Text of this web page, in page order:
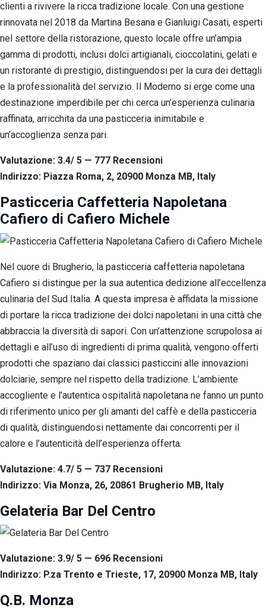
clienti a rivivere la ricca tradizione locale. Con una gestione
rinnovata nel 2018 da Martina Besana e Gianluigi Casati, esperti
nel settore della ristorazione, questo locale offre un’ampia
gamma di prodotti, inclusi dolci artigianali, cioccolatini, gelati e
un ristorante di prestigio, distinguendosi per la cura dei dettagli
e la professionalità del servizio. Il Moderno si erge come una
destinazione imperdibile per chi cerca un’esperienza culinaria
raffinata, arricchita da una pasticceria inimitabile e
un’accoglienza senza pari.
Valutazione: 3.4/ 5 — 777 Recensioni
Indirizzo: Piazza Roma, 2, 20900 Monza MB, Italy
Pasticceria Caffetteria Napoletana
Cafiero di Cafiero Michele
Nel cuore di Brugherio, la pasticceria caffetteria napoletana
Cafiero si distingue per la sua autentica dedizione all’eccellenza
culinaria del Sud Italia. A questa impresa è affidata la missione
di portare la ricca tradizione dei dolci napoletani in una città che
abbraccia la diversità di sapori. Con un’attenzione scrupolosa ai
dettagli e all’uso di ingredienti di prima qualità, vengono offerti
prodotti che spaziano dai classici pasticcini alle innovazioni
dolciarie, sempre nel rispetto della tradizione. L’ambiente
accogliente e l’autentica ospitalità napoletana ne fanno un punto
di riferimento unico per gli amanti del caffè e della pasticceria
di qualità, distinguendosi nettamente dai concorrenti per il
calore e l’autenticità dell’esperienza offerta.
Valutazione: 4.7/ 5 — 737 Recensioni
Indirizzo: Via Monza, 26, 20861 Brugherio MB, Italy
Gelateria Bar Del Centro
Valutazione: 3.9/ 5 — 696 Recensioni
Indirizzo: P.za Trento e Trieste, 17, 20900 Monza MB, Italy
Q.B. Monza